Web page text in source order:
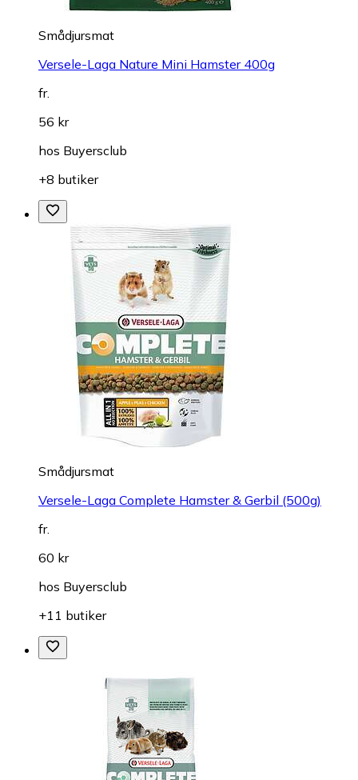
Smådjursmat
Versele-Laga Nature Mini Hamster 400g
fr.
56 kr
hos Buyersclub
+8 butiker
Smådjursmat
Versele-Laga Complete Hamster & Gerbil (500g)
fr.
60 kr
hos Buyersclub
+11 butiker